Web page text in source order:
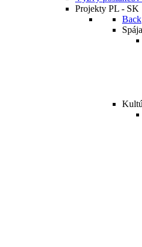
Projekty PL - SK
Back